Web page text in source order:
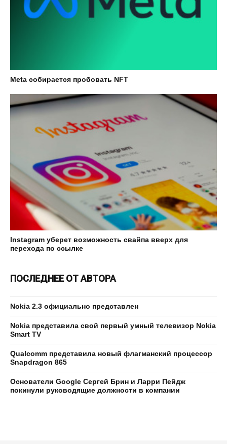
Meta собирается пробовать NFT
Instagram уберет возможность свайпа вверх для
перехода по ссылке
ПОСЛЕДНЕЕ ОТ АВТОРА
Nokia 2.3 официально представлен
Nokia представила свой первый умный телевизор Nokia
Smart TV
Qualcomm представила новый флагманский процессор
Snapdragon 865
Основатели Google Сергей Брин и Ларри Пейдж
покинули руководящие должности в компании